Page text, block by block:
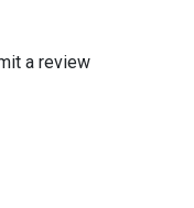
a review